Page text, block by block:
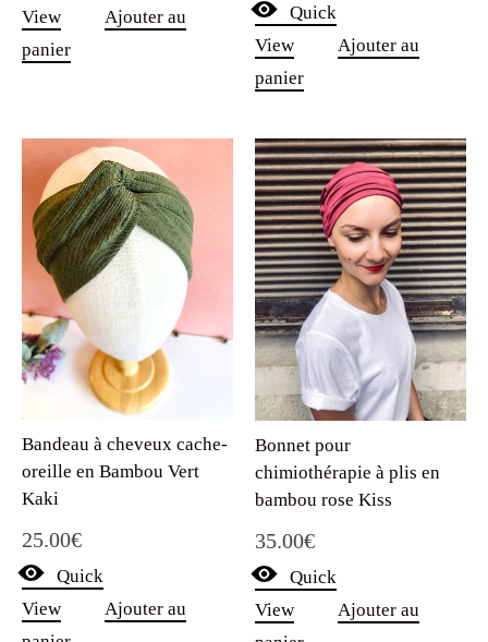
initialactuel
View
Ajouter au
panier
Quick
View
Ajouter au
panier
Bandeau à cheveux cache-
oreille en Bambou Vert
Kaki
25.00€
Quick
View
Ajouter au
Bonnet pour
chimiothérapie à plis en
bambou rose Kiss
35.00€
Quick
View
Ajouter au